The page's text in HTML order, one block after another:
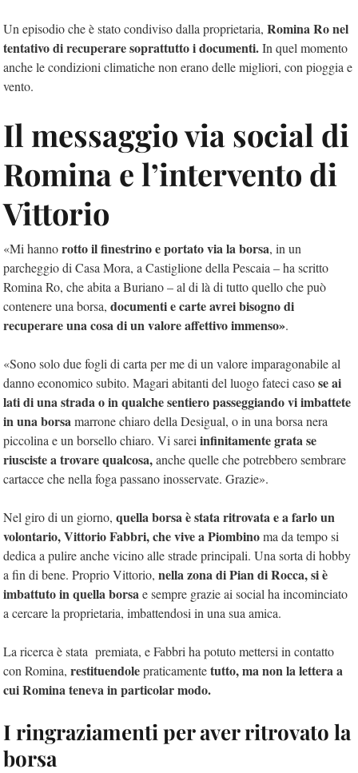
Un episodio che è stato condiviso dalla proprietaria, Romina Ro nel
tentativo di recuperare soprattutto i documenti.In quel momento
anche le condizioni climatiche non erano delle migliori, con pioggia e
vento.
Il messaggio via social di
Romina e l’intervento di
Vittorio
«Mi hannorotto il finestrino e portato via la borsa, in un
parcheggio di Casa Mora, a Castiglione della Pescaia – ha scritto
Romina Ro, che abita a Buriano – al di là di tutto quello che può
contenere una borsa, documenti e carte avrei bisogno di
recuperare una cosa di un valore affettivo immenso».
«Sono solo due fogli di carta per me di un valore imparagonabile al
danno economico subito. Magari abitanti del luogo fateci casose ai
lati di una strada o in qualche sentiero passeggiando vi imbattete
in una borsamarrone chiaro della Desigual, o in una borsa nera
piccolina e un borsello chiaro. Vi sarei infinitamente grata se
riusciste a trovare qualcosa,anche quelle che potrebbero sembrare
cartacce che nella foga passano inosservate. Grazie».
Nel giro di un giorno, quella borsa è stata ritrovata e a farlo un
volontario, Vittorio Fabbri, che vive a Piombinoma da tempo si
dedica a pulire anche vicino alle strade principali. Una sorta di hobby
a fin di bene. Proprio Vittorio, nella zona di Pian di Rocca, si è
imbattuto in quella borsae sempre grazie ai social ha incominciato
a cercare la proprietaria, imbattendosi in una sua amica.
La ricerca è stata premiata, e Fabbri ha potuto mettersi in contatto
con Romina, restituendolepraticamentetutto, ma non la lettera a
cui Romina teneva in particolar modo.
I ringraziamenti per aver ritrovato la
borsa